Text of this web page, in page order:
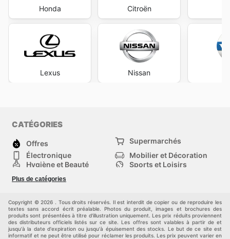
Honda
Lexus
Citroën
Nissan
CATÉGORIES
Offres
Supermarchés
Électronique
Mobilier et Décoration
Hygiène et Beauté
Sports et Loisirs
Mode
Animalerie
maison
Plus de catégories
Copyright © 2026 . Tous droits réservés. Il est interdit de copier ou de reproduire les
textes sans accord écrit préalable. Photos du produit, images et brochures des
produits sont présentées à titre d'illustration uniquement. Les prix réduits proviennent
des distributeurs officiels listés sur ce site. Les offres sont valables à partir de et
jusqu'à la date d'expiration ou jusqu'à épuisement des stocks. Le but de ce site est
informatif et ne peut être utilisé pour réclamer les produits. Les prix peuvent varier en